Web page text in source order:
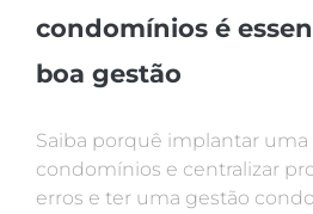
condomínios é
boa gestão
Saiba porquê implantar uma
condomínios e centralizar
erros e ter uma gestão